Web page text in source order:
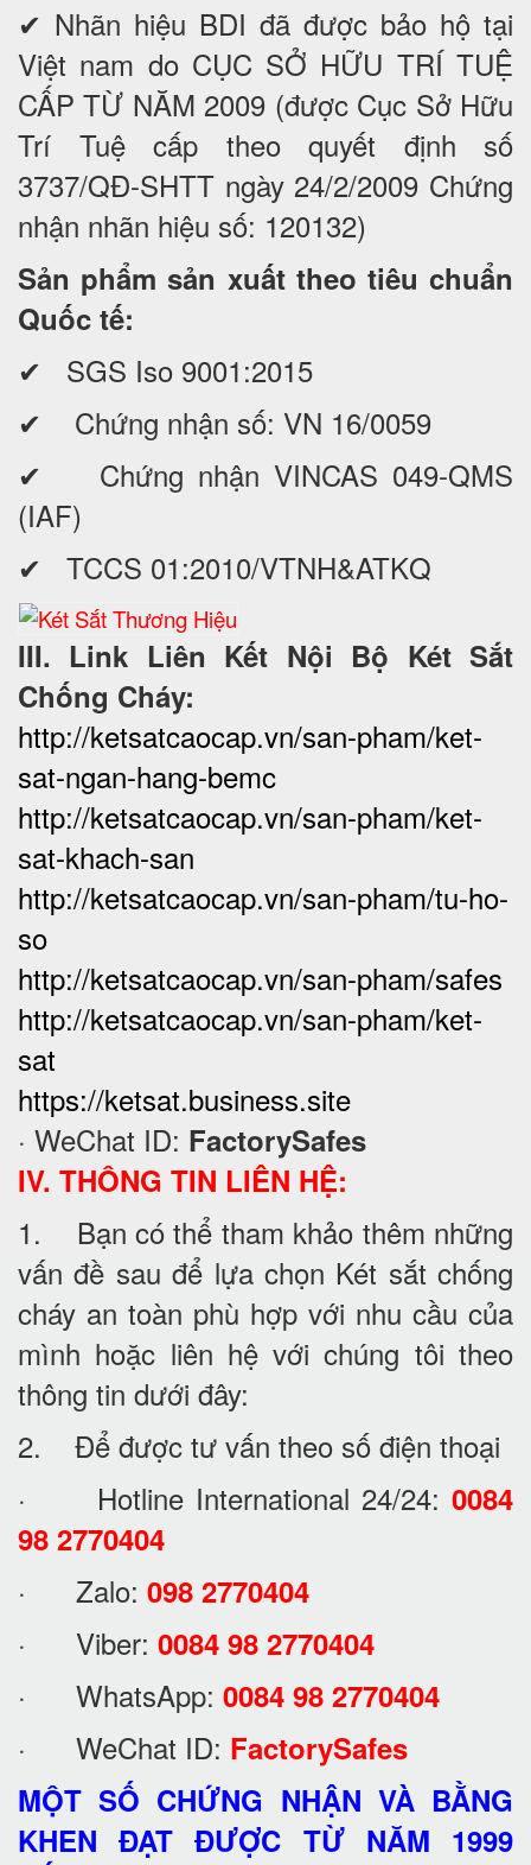
✔ Nhãn hiệu BDI đã được bảo hộ tại
Việt nam do CỤC SỞ HỮU TRÍ TUỆ
CẤP TỪ NĂM 2009 (được Cục Sở Hữu
Trí Tuệ cấp theo quyết định số
3737/QĐ-SHTT ngày 24/2/2009 Chứng
nhận nhãn hiệu số: 120132)
Sản phẩm sản xuất theo tiêu chuẩn
Quốc tế:
✔ SGS Iso 9001:2015
✔ Chứng nhận số: VN 16/0059
✔ Chứng nhận VINCAS 049-QMS
(IAF)
✔ TCCS 01:2010/VTNH&ATKQ
III. Link Liên Kết Nội Bộ Két Sắt
Chống Cháy:
http://ketsatcaocap.vn/san-pham/ket-
sat-ngan-hang-bemc
http://ketsatcaocap.vn/san-pham/ket-
sat-khach-san
http://ketsatcaocap.vn/san-pham/tu-ho-
so
http://ketsatcaocap.vn/san-pham/safes
http://ketsatcaocap.vn/san-pham/ket-
sat
https://ketsat.business.site
· WeChat ID: FactorySafes
IV. THÔNG TIN LIÊN HỆ:
1. Bạn có thể tham khảo thêm những
vấn đề sau để lựa chọn Két sắt chống
cháy an toàn phù hợp với nhu cầu của
mình hoặc liên hệ với chúng tôi theo
thông tin dưới đây:
2. Để được tư vấn theo số điện thoại
· Hotline International 24/24: 0084
98 2770404
· Zalo: 098 2770404
· Viber: 0084 98 2770404
· WhatsApp: 0084 98 2770404
· WeChat ID: FactorySafes
MỘT SỐ CHỨNG NHẬN VÀ BẰNG
KHEN ĐẠT ĐƯỢC TỪ NĂM 1999